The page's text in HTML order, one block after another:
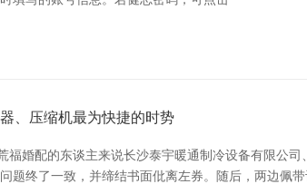
、压缩机最为快捷的时势
婚配的东谈主来说长沙泰宇暖通制冷设备有限公
终了一致，并缔结书面仳离左券。随后，两边佩